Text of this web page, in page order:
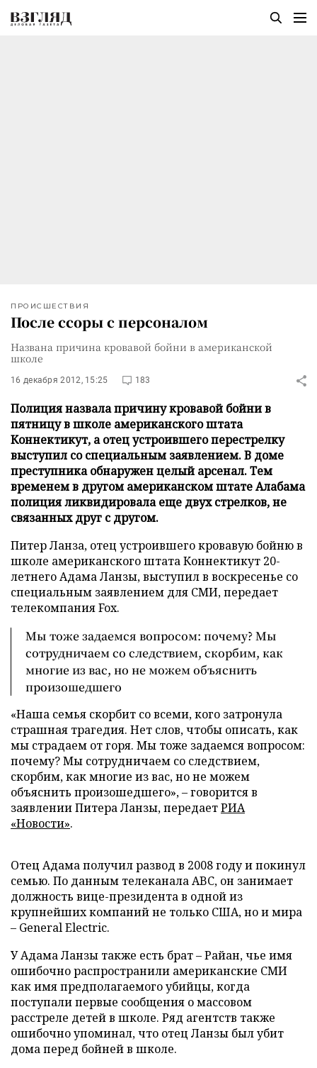
ПРОИСШЕСТВИЯ
После ссоры с персоналом
Названа причина кровавой бойни в американской
школе
16 декабря 2012, 15:25 183
Полиция назвала причину кровавой бойни в
пятницу в школе американского штата
Коннектикут, а отец устроившего перестрелку
выступил со специальным заявлением. В доме
преступника обнаружен целый арсенал. Тем
временем в другом американском штате Алабама
полиция ликвидировала еще двух стрелков, не
связанных друг с другом.
Питер Ланза, отец устроившего кровавую бойню в
школе американского штата Коннектикут 20-
летнего Адама Ланзы, выступил в воскресенье со
специальным заявлением для СМИ, передает
телекомпания Fox.
Мы тоже задаемся вопросом: почему? Мы
сотрудничаем со следствием, скорбим, как
многие из вас, но не можем объяснить
произошедшего
«Наша семья скорбит со всеми, кого затронула
страшная трагедия. Нет слов, чтобы описать, как
мы страдаем от горя. Мы тоже задаемся вопросом:
почему? Мы сотрудничаем со следствием,
скорбим, как многие из вас, но не можем
объяснить произошедшего», – говорится в
заявлении Питера Ланзы, передаетРИА
«Новости».
Отец Адама получил развод в 2008 году и покинул
семью. По данным телеканала ABC, он занимает
должность вице-президента в одной из
крупнейших компаний не только США, но и мира
– General Electric.
У Адама Ланзы также есть брат – Райан, чье имя
ошибочно распространили американские СМИ
как имя предполагаемого убийцы, когда
поступали первые сообщения о массовом
расстреле детей в школе. Ряд агентств также
ошибочно упоминал, что отец Ланзы был убит
дома перед бойней в школе.